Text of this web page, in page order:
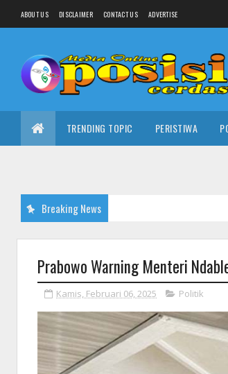
ABOUT US DISCLAIMER CONTACT US ADVERTISE
TRENDING TOPIC PERISTIWA
Breaking News
Prabowo Warning Menteri
Kamis, Februari 06, 2025 Politik